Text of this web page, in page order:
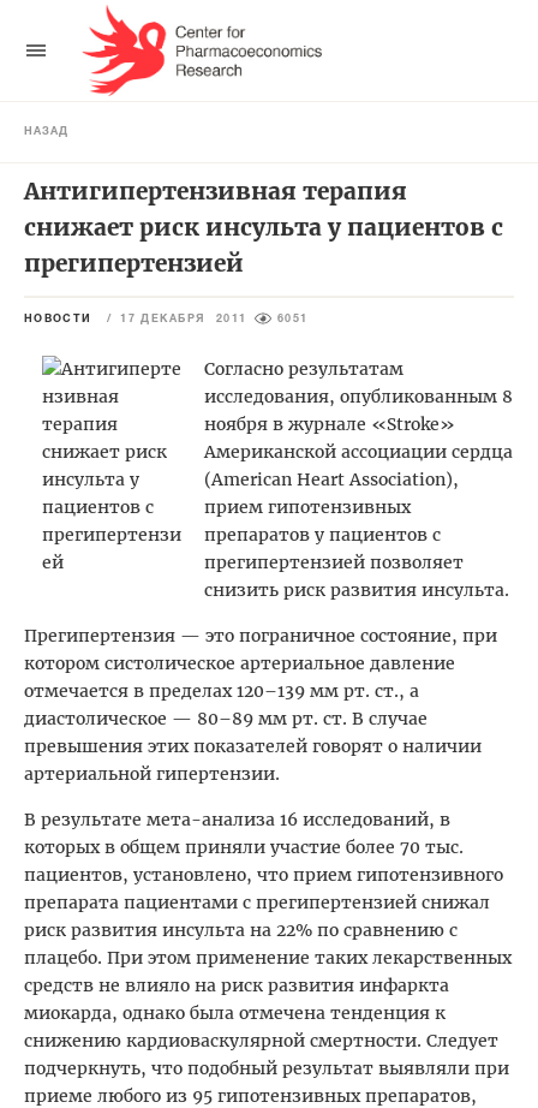
НАЗАД
Антигипертензивная терапия
снижает риск инсульта у пациентов с
прегипертензией
НОВОСТИ / 17 ДЕКАБРЯ 2011 6051
Согласно результатам
исследования, опубликованным 8
ноября в журнале «Stroke»
Американской ассоциации сердца
(American Heart Association),
прием гипотензивных
препаратов у пациентов с
прегипертензией позволяет
снизить риск развития инсульта.
Прегипертензия — это пограничное состояние, при
котором систолическое артериальное давление
отмечается в пределах 120–139 мм рт. ст., а
диастолическое — 80–89 мм рт. ст. В случае
превышения этих показателей говорят о наличии
артериальной гипертензии.
В результате мета-анализа 16 исследований, в
которых в общем приняли участие более 70 тыс.
пациентов, установлено, что прием гипотензивного
препарата пациентами с прегипертензией снижал
риск развития инсульта на 22% по сравнению с
плацебо. При этом применение таких лекарственных
средств не влияло на риск развития инфаркта
миокарда, однако была отмечена тенденция к
снижению кардиоваскулярной смертности. Следует
подчеркнуть, что подобный результат выявляли при
приеме любого из 95 гипотензивных препаратов,